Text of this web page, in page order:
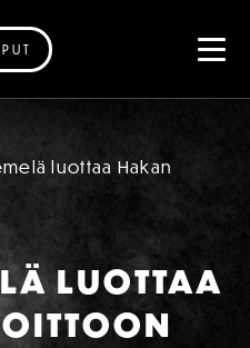
luottaa Hakan
LUOTTAA